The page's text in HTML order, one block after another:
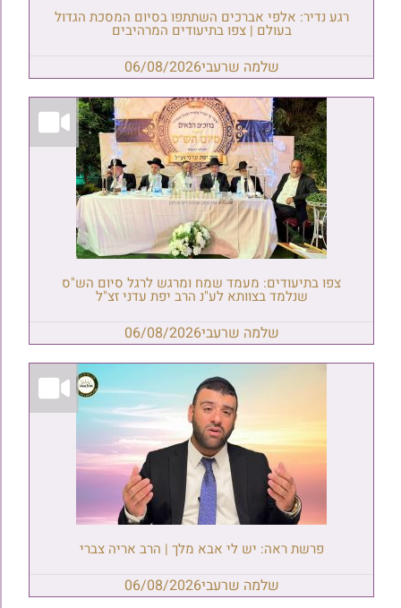
רגע נדיר: אלפי אברכים השתתפו בסיום המסכת הגדול
בעולם | צפו בתיעודים המרהיבים
שלמה שרעבי06/08/2026
צפו בתיעודים: מעמד שמח ומרגש לרגל סיום הש"ס
שנלמד בצוותא לע"נ הרב יפת עדני זצ"ל
שלמה שרעבי06/08/2026
פרשת ראה: יש לי אבא מלך | הרב אריה צברי
שלמה שרעבי06/08/2026